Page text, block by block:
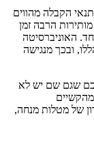
הקבלה מהווים
הרבה זמן
האוניברסיטה
ובכך מנגישה
שגם שם יש לא
של מטלות מנחה,